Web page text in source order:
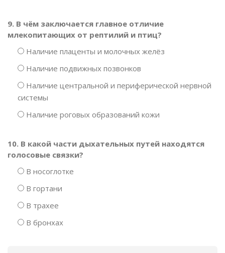
9. В чём заключается главное отличие
млекопитающих от рептилий и птиц?
Наличие плаценты и молочных желёз
Наличие подвижных позвонков
Наличие центральной и периферической нервной
системы
Наличие роговых образований кожи
10. В какой части дыхательных путей находятся
голосовые связки?
В носоглотке
В гортани
В трахее
В бронхах